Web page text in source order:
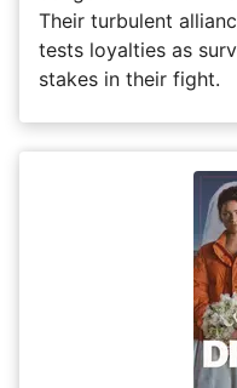
Their turbulent
tests loyalties as
stakes in their fight.